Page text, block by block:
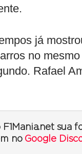
já
no
Rafael
F1Mania.net
no Google